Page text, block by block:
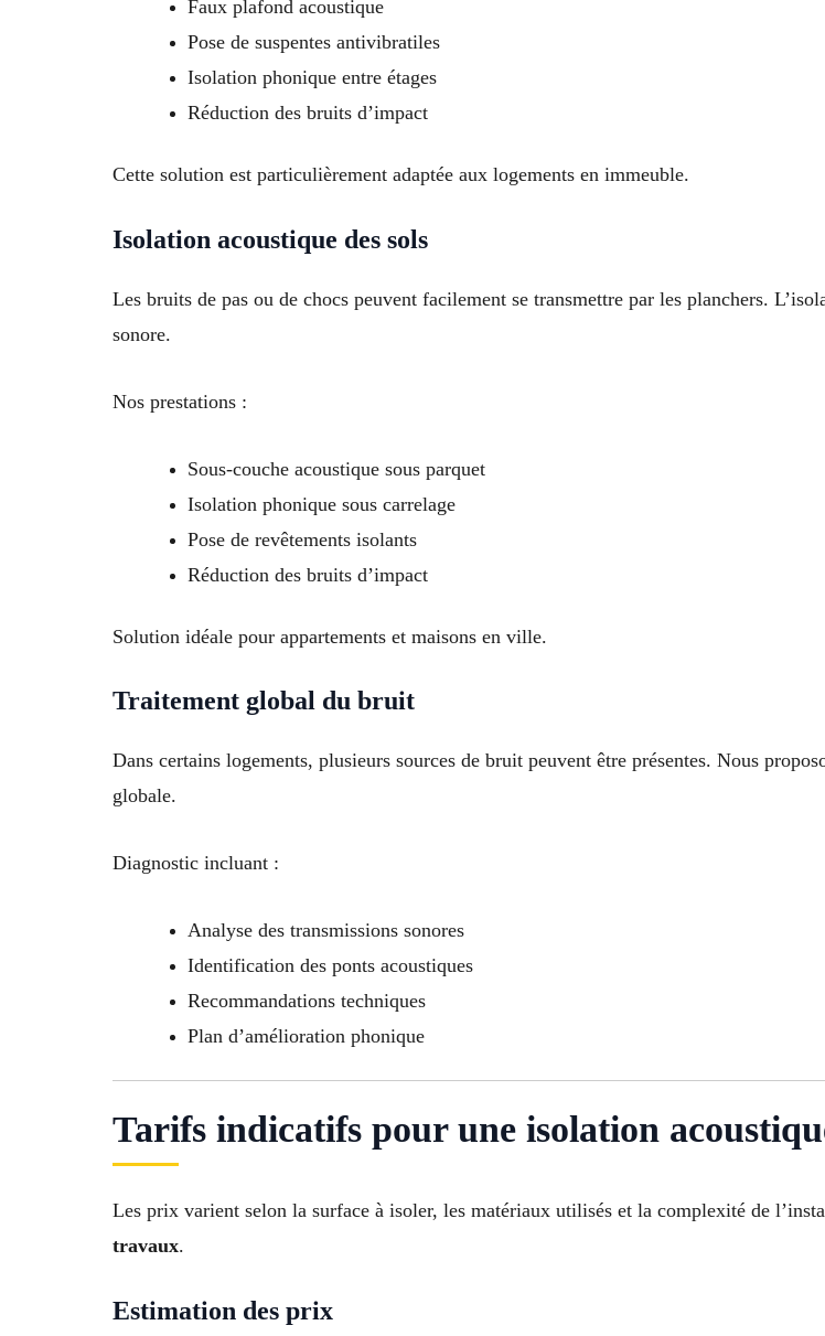
Faux plafond acoustique
Pose de suspentes antivibratiles
Isolation phonique entre étages
Réduction des bruits d’impact
Cette solution est particulièrement adaptée aux logements en immeuble.
Isolation acoustique des sols
Les bruits de pas ou de chocs peuvent facilement se transmettre par les planchers.
sonore.
Nos prestations :
Sous-couche acoustique sous parquet
Isolation phonique sous carrelage
Pose de revêtements isolants
Réduction des bruits d’impact
Solution idéale pour appartements et maisons en ville.
Traitement global du bruit
Dans certains logements, plusieurs sources de bruit peuvent être présentes. Nous
globale.
Diagnostic incluant :
Analyse des transmissions sonores
Identification des ponts acoustiques
Recommandations techniques
Plan d’amélioration phonique
Tarifs indicatifs pour une isolation
Les prix varient selon la surface à isoler, les matériaux utilisés et la complexité de
travaux.
Estimation des prix